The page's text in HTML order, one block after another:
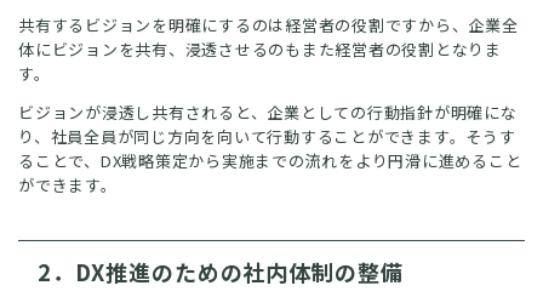
共有するビジョンを明確にするのは経営者の役割ですから、企業全
体にビジョンを共有、浸透させるのもまた経営者の役割となりま
す。
ビジョンが浸透し共有されると、企業としての行動指針が明確にな
り、社員全員が同じ方向を向いて行動することができます。そうす
ることで、DX戦略策定から実施までの流れをより円滑に進めること
ができます。
2．DX推進のための社内体制の整備